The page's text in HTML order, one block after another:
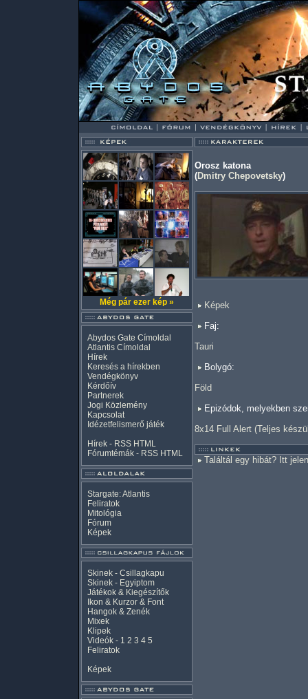
Még pár ezer kép »
Abydos Gate Címoldal
Atlantis Címoldal
Hírek
Keresés a hírekben
Vendégkönyv
Kérdőív
Partnerek
Jogi Közlemény
Kapcsolat
Idézetfelismerő játék
Hírek - RSS HTML
Fórumtémák - RSS HTML
Stargate: Atlantis
Feliratok
Mitológia
Fórum
Képek
Skinek - Csillagkapu
Skinek - Egyiptom
Játékok & Kiegészítők
Ikon & Kurzor & Font
Hangok & Zenék
Mixek
Klipek
Videók - 1 2 3 4 5
Feliratok
Képek
Orosz katona
(Dmitry Chepovetsky)
Képek
Faj:
Tauri
Bolygó:
Föld
Epizódok, melyekben
8x14 Full Alert (Teljes
Találtál egy hibát? Itt